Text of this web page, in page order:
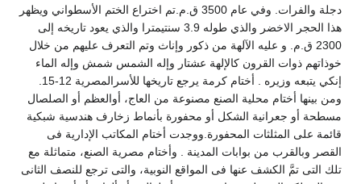
دجلة والفرات. وفي عام 3500 ق.م.تم اختراع الختم الأسطواني ويظهر
هذا الحجر الاخضر والذي طوله 3.9 سنتيمترا والذي يعود تاريخه إلى
2300 ق.م. و عليه الآلهة من ذكور وإناث وتم التعرف عليهم من خلال
خوذاتهم ذوات القرون كالإلهة عشتار وإله الشمس شمش وإله الماء
ومن بينها أختام محلية الصنع مصنوعة من العاج، أوالعظم أو الصلصال
مسطحة أو جعرانية الشكل أو محفورة بأنماط زخارف هندسية شبكية
قائمة على المثلثات المحفورة.ووجدت أختام المكاتب الإدارية فى
القصر وبالقرب من بوابات المدينة . وأختام مصرية الصنع، متماثلة مع
تلك التى تمَّ الكشف عنها فى المواقع النوبية، والتى ترجع للنصف الثانى